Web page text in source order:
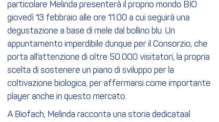
particolare Melinda presenterà il proprio mondo BIO
giovedì 13 febbraio alle ore 11.00 a cui seguirà una
degustazione a base di mele dal bollino blu. Un
appuntamento imperdibile dunque per il Consorzio, che
porta all’attenzione di oltre 50.000 visitatori, la propria
scelta di sostenere un piano di sviluppo per la
coltivazione biologica, per affermarsi come importante
player anche in questo mercato.
A Biofach, Melinda racconta una storia dedicataal